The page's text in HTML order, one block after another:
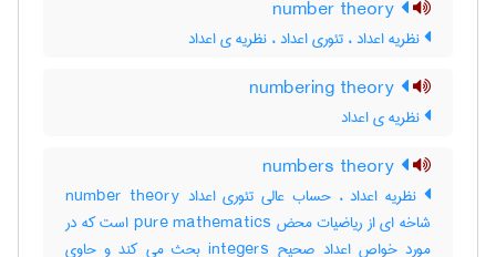
نظریه اعداد ، تئوری اعداد ، نظریه ی اعداد
نظریه ی اعداد
نظریه اعداد ، حساب عالی تئوری اعداد number theory
شاخه ای از ریاضیات محض pure mathematics است که در
مورد خواص اعداد صحیح integers بحث می کند و حاوی